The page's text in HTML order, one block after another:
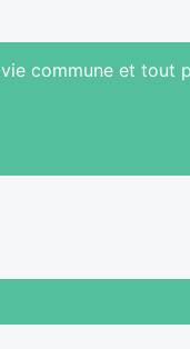
commune et tout